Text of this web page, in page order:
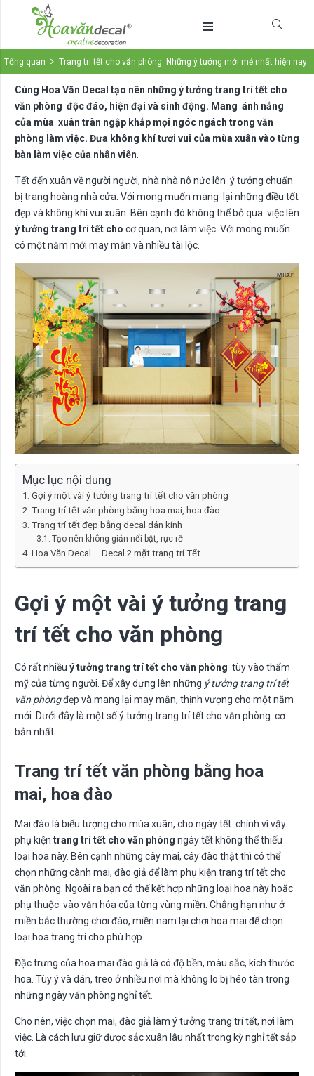
Tổng quan Trang trí tết cho văn phòng: Những ý tưởng mới mẻ nhất hiện nay
Cùng Hoa Văn Decal tạo nên những ý tưởng trang trí tết cho
văn phòng độc đáo, hiện đại và sinh động. Mang ánh nắng
của mùa xuân tràn ngập khắp mọi ngóc ngách trong văn
phòng làm việc. Đưa không khí tươi vui của mùa xuân vào từng
bàn làm việc của nhân viên
Tết đến xuân về người người, nhà nhà nô nức lên ý tưởng chuẩn
bị trang hoàng nhà cửa. Với mong muốn mang lại những điều tốt
đẹp và không khí vui xuân. Bên cạnh đó không thể bỏ qua việc lên
ý tưởng trang trí tết cho cơ quan, nơi làm việc. Với mong muốn
có một năm mới may mắn và nhiều tài lộc.
Mục lục nội dung
Gợi ý một vài ý tưởng trang trí tết cho văn phòng
Trang trí tết văn phòng bằng hoa mai, hoa đào
Trang trí tết đẹp bằng decal dán kính
Tạo nên không giản nổi bật, rực rỡ
Hoa Văn Decal – Decal 2 mặt trang trí Tết
Gợi ý một vài ý tưởng trang
trí tết cho văn phòng
Có rất nhiều ý tưởng trang trí tết cho văn phòng tùy vào thẩm
mỹ của từng người. Để xây dựng lên những ý tưởng trang trí tết
văn phòngđẹp và mang lại may mắn, thịnh vượng cho một năm
mới. Dưới đây là một số ý tưởng trang trí tết cho văn phòng cơ
bản nhất :
Trang trí tết văn phòng bằng hoa
mai, hoa đào
Mai đào là biểu tượng cho mùa xuân, cho ngày tết chính vì vậy
phụ kiện trang trí tết cho văn phòng ngày tết không thể thiếu
loại hoa này. Bên cạnh những cây mai, cây đào thật thì có thể
chọn những cành mai, đào giả để làm phụ kiện trang trí tết cho
văn phòng. Ngoài ra bạn có thể kết hợp những loại hoa này hoặc
phụ thuộc vào văn hóa của từng vùng miền. Chẳng hạn như ở
miền bắc thường chơi đào, miền nam lại chơi hoa mai để chọn
loại hoa trang trí cho phù hợp.
Đặc trưng của hoa mai đào giả là có độ bền, màu sắc, kích thước
hoa. Tùy ý và dán, treo ở nhiều nơi mà không lo bị héo tàn trong
những ngày văn phòng nghỉ tết.
Cho nên, việc chọn mai, đào giả làm ý tưởng trang trí tết, nơi làm
việc. Là cách lưu giữ được sắc xuân lâu nhất trong kỳ nghỉ tết sắp
tới.